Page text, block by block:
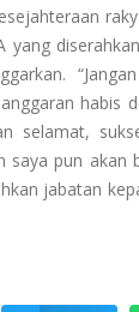
yang
habis
selamat,
saya pun akan
jabatan